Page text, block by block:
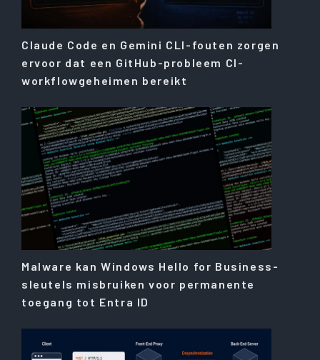
Claude Code en Gemini CLI-fouten zorgen
ervoor dat een GitHub-probleem CI-
workflowgeheimen bereikt
Malware kan Windows Hello for Business-
sleutels misbruiken voor permanente
toegang tot Entra ID